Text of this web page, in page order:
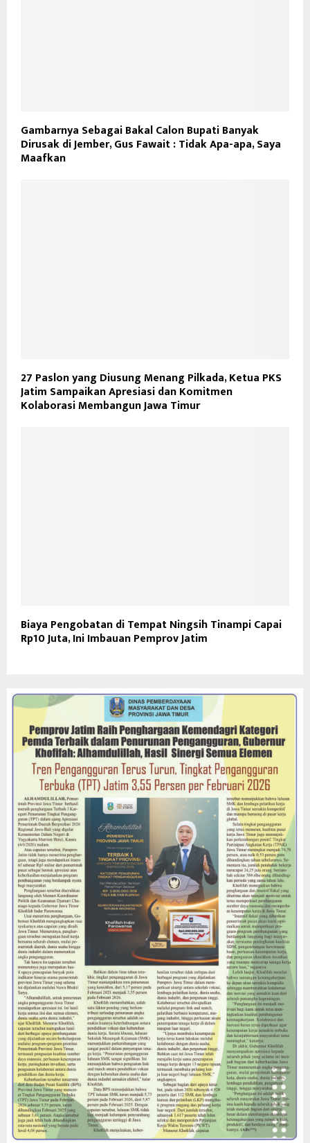
Gambarnya Sebagai Bakal Calon Bupati Banyak
Dirusak di Jember, Gus Fawait : Tidak Apa-apa, Saya
Maafkan
27 Paslon yang Diusung Menang Pilkada, Ketua PKS
Jatim Sampaikan Apresiasi dan Komitmen
Kolaborasi Membangun Jawa Timur
Biaya Pengobatan di Tempat Ningsih Tinampi Capai
Rp10 Juta, Ini Imbauan Pemprov Jatim